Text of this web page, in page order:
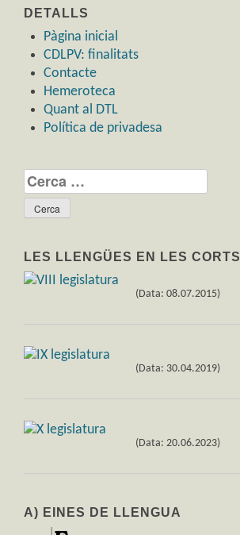
DETALLS
Pàgina inicial
CDLPV: finalitats
Contacte
Hemeroteca
Quant al DTL
Política de privadesa
Cerca:
LES LLENGÜES EN LES CORTS
(Data: 08.07.2015)
(Data: 30.04.2019)
(Data: 20.06.2023)
A) EINES DE LLENGUA